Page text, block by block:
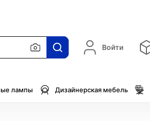
Войти
лампы Дизайнерская мебель